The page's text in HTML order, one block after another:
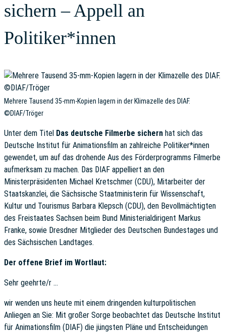
sichern – Appell an
Politiker*innen
Mehrere Tausend 35-mm-Kopien lagern in der Klimazelle des DIAF.
©DIAF/Tröger
Unter dem Titel Das deutsche Filmerbe sichern hat sich das
Deutsche Institut für Animationsfilm an zahlreiche Politiker*innen
gewendet, um auf das drohende Aus des Förderprogramms Filmerbe
aufmerksam zu machen. Das DIAF appelliert an den
Ministerpräsidenten Michael Kretschmer (CDU), Mitarbeiter der
Staatskanzlei, die Sächsische Staatministerin für Wissenschaft,
Kultur und Tourismus Barbara Klepsch (CDU), den Bevollmächtigten
des Freistaates Sachsen beim Bund Ministerialdirigent Markus
Franke, sowie Dresdner Mitglieder des Deutschen Bundestages und
des Sächsischen Landtages.
Der offene Brief im Wortlaut:
Sehr geehrte/r …
wir wenden uns heute mit einem dringenden kulturpolitischen
Anliegen an Sie: Mit großer Sorge beobachtet das Deutsche Institut
für Animationsfilm (DIAF) die jüngsten Pläne und Entscheidungen